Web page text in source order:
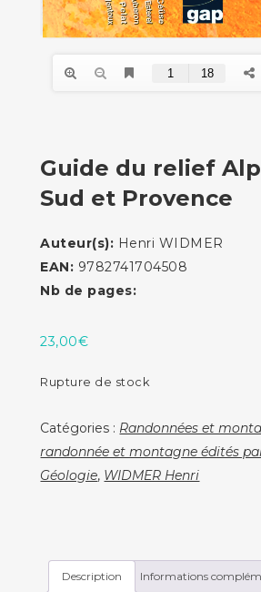
Guide du relief
Sud et Provence
Auteur(s): Henri WIDMER
EAN: 9782741704508
Nb de pages:
23,00€
Rupture de stock
Catégories : Randonnées et
randonnée et montagne édités
Géologie, WIDMER Henri
Description Informations